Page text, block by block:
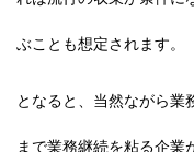
ぶことも想定されます。
となると、当然ながら業
まで業務継続を粘る企業